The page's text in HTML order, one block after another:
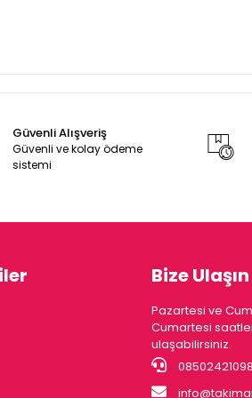
Güvenli Alışveriş
Güvenli ve kolay ödeme
sistemi
Bize Ulaşın
Pazartesi ve
Cumartesi
ulaşabilirsiniz.
08502421098